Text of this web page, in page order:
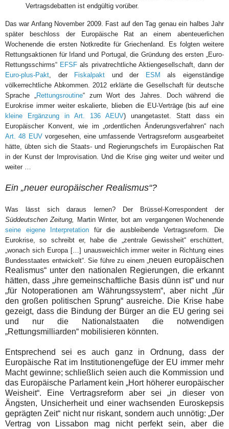
Vertragsdebatten ist endgültig vorüber.
Das war Anfang November 2009. Fast auf den Tag genau ein halbes Jahr
später beschloss der Europäische Rat an einem abenteuerlichen
Wochenende die ersten Notkredite für Griechenland. Es folgten weitere
Rettungsaktionen für Irland und Portugal, die Gründung des ersten „Euro-
Rettungsschirms“ EFSF als privatrechtliche Aktiengesellschaft, dann der
Euro-plus-Pakt, der Fiskalpakt und der ESM
als eigenständige
völkerrechtliche Abkommen. 2012 erklärte die Gesellschaft für deutsche
Sprache „Rettungsroutine“ zum Wort des Jahres. Doch während die
Eurokrise immer weiter eskalierte, blieben die EU-Verträge (bis auf eine
kleine Ergänzung in Art. 136 AEUV) unangetastet. Statt dass ein
Europäischer Konvent, wie im „ordentlichen Änderungsverfahren“ nach
Art. 48 EUVvorgesehen, eine umfassende Vertragsreform ausgearbeitet
hätte, übten sich die Staats- und Regierungschefs im Europäischen Rat
in der Kunst der Improvisation. Und die Krise ging weiter und weiter und
weiter …
Ein „neuer europäischer Realismus“?
Was lässt sich daraus lernen? Der Brüssel-Korrespondent der
Süddeutschen Zeitung,
Martin Winter, bot am vergangenen Wochenende
seine eigene Interpretation für die ausbleibende Vertragsreform. Die
Eurokrise, so schreibt er, habe die „zentrale Gewissheit“ erschüttert,
„wonach sich Europa […] unausweichlich immer weiter in Richtung eines
Bundesstaates entwickelt“. Sie führe zu einem „neuen europäischen
Realismus“ unter den nationalen Regierungen, die erkannt
hätten, dass „ihre gemeinschaftliche Basis dünn ist“ und nur
„für Notoperationen am Währungssystem“, aber nicht „für
den großen politischen Sprung“ ausreiche. Die Krise habe
gezeigt, dass die Bindung der Bürger an die EU gering sei
und nur die Nationalstaaten die notwendigen
„Rettungsmilliarden“ mobilisieren könnten.
Entsprechend sei es auch ganz in Ordnung, dass der
Europäische Rat im Institutionengefüge der EU immer mehr
Macht gewinne; schließlich seien auch die Kommission und
das Europäische Parlament kein „Hort höherer europäischer
Weisheit“. Eine Vertragsreform aber sei „in dieser von
Ängsten, Unsicherheit und einer wachsenden Euroskepsis
geprägten Zeit“ nicht nur riskant, sondern auch unnötig: „Der
Vertrag von Lissabon mag nicht perfekt sein, aber die